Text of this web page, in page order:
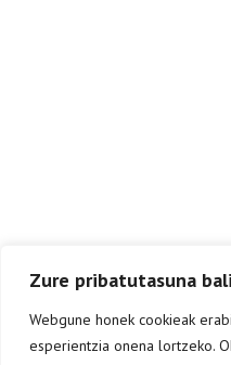
Zure pribatutasuna
Webgune honek cookieak
esperientzia onena lortzeko.